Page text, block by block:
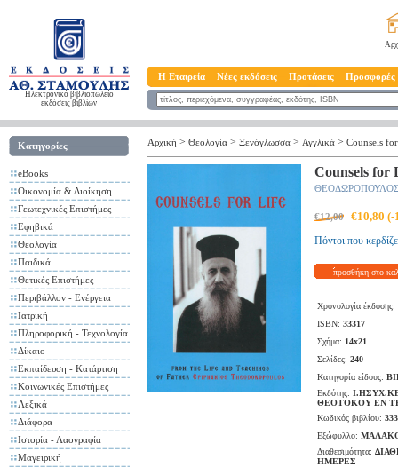
Ηλεκτρονικό βιβλιοπωλείο
εκδόσεις βιβλίων
Η Εταιρεία Νέες εκδόσεις Προτάσεις Προσφορές
Κατηγορίες
eBooks
Οικονομία & Διοίκηση
Γεωτεχνικές Επιστήμες
Εφηβικά
Θεολογία
Παιδικά
Θετικές Επιστήμες
Περιβάλλον - Ενέργεια
Ιατρική
Πληροφορική - Τεχνολογία
Δίκαιο
Εκπαίδευση - Κατάρτιση
Κοινωνικές Επιστήμες
Λεξικά
Διάφορα
Ιστορία - Λαογραφία
Μαγειρική
Αρχική > Θεολογία > Ξενόγλωσσα > Αγγλικά > Counsels
Counsels for
ΘΕΟΔΩΡΟΠΟΥΛΟΣ
€12,00 €10,80
Πόντοι που
προσθήκη στο
Χρονολογία έκδοσης:
ISBN: 33317
Σχήμα: 14x21
Σελίδες: 240
Κατηγορία είδους:
Εκδότης:
ΘΕΟΤΟΚΟΥ ΕΝ
Κωδικός βιβλίου:
Εξώφυλλο:
Διαθεσιμότητα:
ΗΜΕΡΕΣ